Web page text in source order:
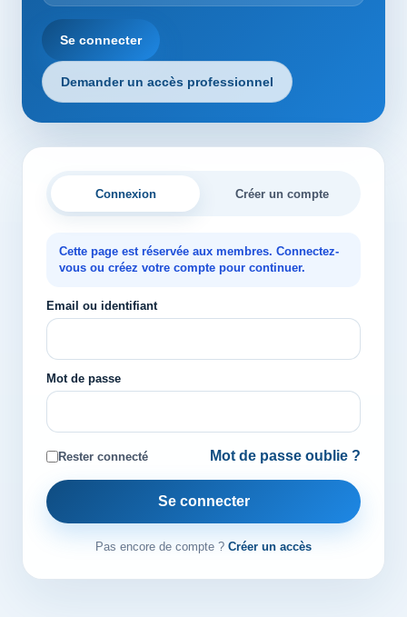
Se connecter
Demander un accès professionnel
Connexion Créer un compte
Cette page est réservée aux membres. Connectez-
vous ou créez votre compte pour continuer.
Email ou identifiant
Mot de passe
Rester connecté Mot de passe oublie ?
Se connecter
Pas encore de compte ? Créer un accès